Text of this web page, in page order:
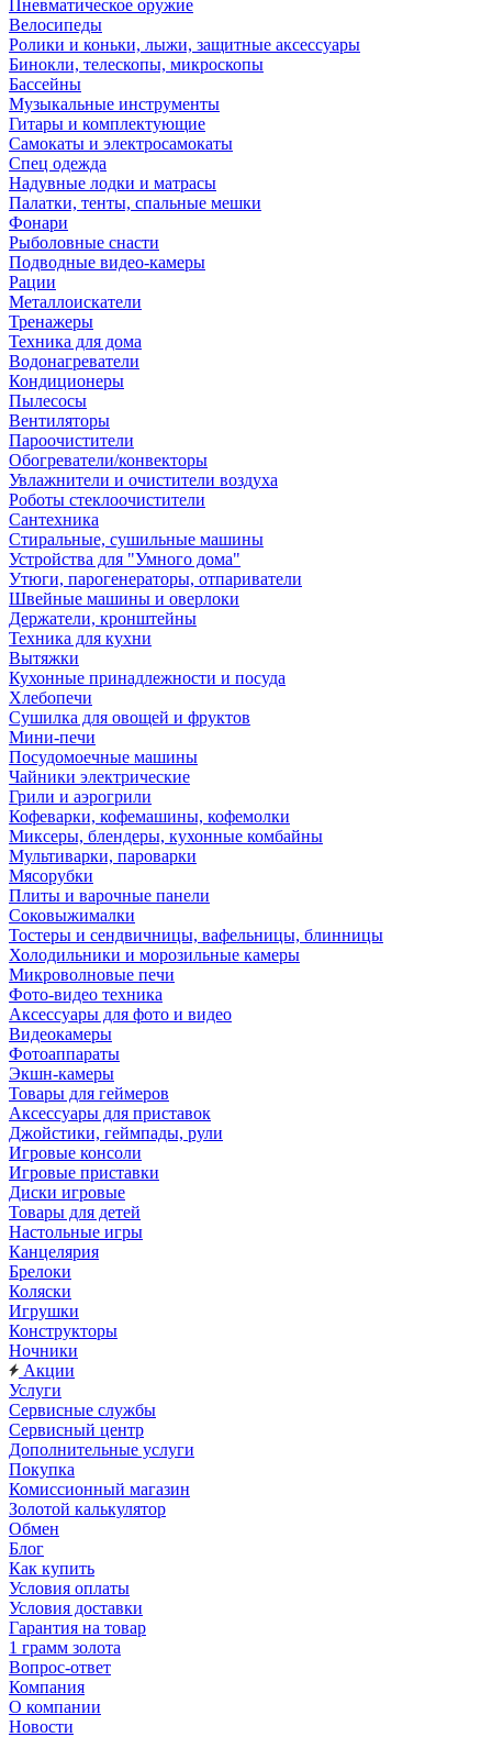
Пневматическое оружие
Велосипеды
Ролики и коньки, лыжи, защитные аксессуары
Бинокли, телескопы, микроскопы
Бассейны
Музыкальные инструменты
Гитары и комплектующие
Самокаты и электросамокаты
Спец одежда
Надувные лодки и матрасы
Палатки, тенты, спальные мешки
Фонари
Рыболовные снасти
Подводные видео-камеры
Рации
Металлоискатели
Тренажеры
Техника для дома
Водонагреватели
Кондиционеры
Пылесосы
Вентиляторы
Пароочистители
Обогреватели/конвекторы
Увлажнители и очистители воздуха
Роботы стеклоочистители
Сантехника
Стиральные, сушильные машины
Устройства для "Умного дома"
Утюги, парогенераторы, отпариватели
Швейные машины и оверлоки
Держатели, кронштейны
Техника для кухни
Вытяжки
Кухонные принадлежности и посуда
Хлебопечи
Сушилка для овощей и фруктов
Мини-печи
Посудомоечные машины
Чайники электрические
Грили и аэрогрили
Кофеварки, кофемашины, кофемолки
Миксеры, блендеры, кухонные комбайны
Мультиварки, пароварки
Мясорубки
Плиты и варочные панели
Соковыжималки
Тостеры и сендвичницы, вафельницы, блинницы
Холодильники и морозильные камеры
Микроволновые печи
Фото-видео техника
Аксессуары для фото и видео
Видеокамеры
Фотоаппараты
Экшн-камеры
Товары для геймеров
Аксессуары для приставок
Джойстики, геймпады, рули
Игровые консоли
Игровые приставки
Диски игровые
Товары для детей
Настольные игры
Канцелярия
Брелоки
Коляски
Игрушки
Конструкторы
Ночники
Акции
Услуги
Сервисные службы
Сервисный центр
Дополнительные услуги
Покупка
Комиссионный магазин
Золотой калькулятор
Обмен
Блог
Как купить
Условия оплаты
Условия доставки
Гарантия на товар
1 грамм золота
Вопрос-ответ
Компания
О компании
Новости